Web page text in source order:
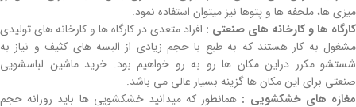
میزی ها، ملحفه ها و پتوها نیز میتوان استفاده نمود.
کارگاه ها و کارخانه های صنعتی : افراد متعدی در کارگاه ها و کارخانه های تولیدی
مشغول به کار هستند که به طبع با حجم زیادی از البسه های کثیف و نیاز به
شستشو مکرر دراین مکان ها رو به رو خواهیم بود. خرید ماشین لباسشویی
صنعتی برای این مکان ها گزینه بسیار عالی می باشد.
مغازه های خشکشویی : همانطور که میدانید خشکشویی ها باید روزانه حجم